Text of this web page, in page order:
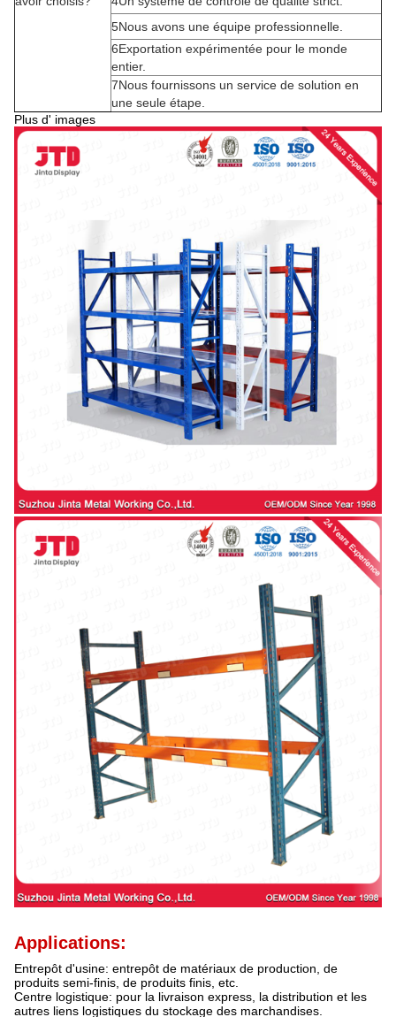
5Nous avons une équipe professionnelle.
6Exportation expérimentée pour le monde
entier.
7Nous fournissons un service de solution en
une seule étape.
Plus d' images
Applications:
Entrepôt d'usine: entrepôt de matériaux de production, de
produits semi-finis, de produits finis, etc.
Centre logistique: pour la livraison express, la distribution et les
autres liens logistiques du stockage des marchandises.